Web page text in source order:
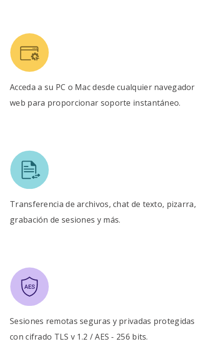
Acceda a su PC o Mac desde cualquier navegador
web para proporcionar soporte instantáneo.
Transferencia de archivos, chat de texto, pizarra,
grabación de sesiones y más.
Sesiones remotas seguras y privadas protegidas
con cifrado TLS v 1.2 / AES - 256 bits.